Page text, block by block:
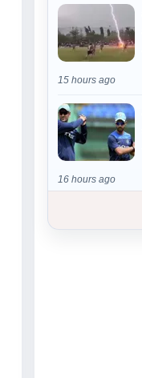
15 hours ago
16 hours ago